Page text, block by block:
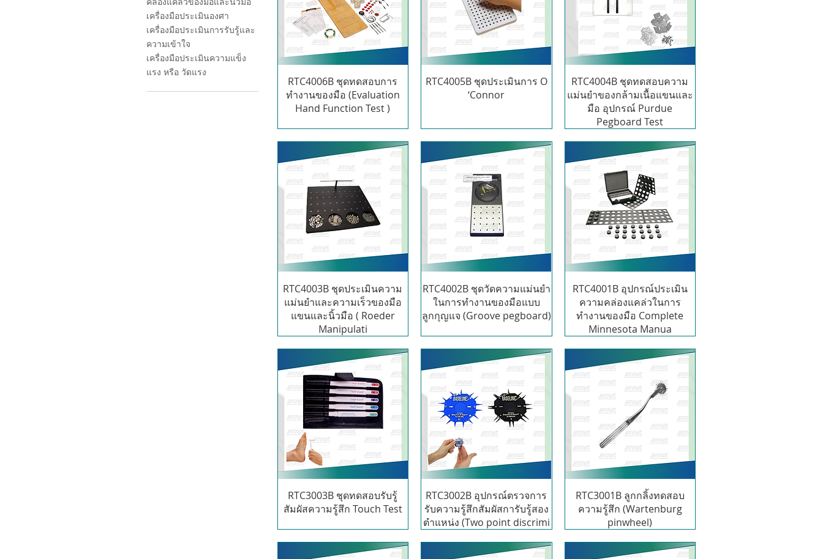
เครื่องมือประเมินองศา
เครื่องมือประเมินการรับรู้และ
ความเข้าใจ
เครื่องมือประเมินความแข็ง
แรง หรือ วัดแรง
RTC4006B ชุดทดสอบการ
ทำงานของมือ (Evaluation
Hand Function Test )
RTC4005B ชุดประเมินการ O
‘Connor
RTC4004B ชุดทดสอบความ
แม่นยำของกล้ามเนื้อแขนและ
มือ อุปกรณ์ Purdue
Pegboard Test
RTC4003B ชุดประเมินความ
แม่นยำและความเร็วของมือ
แขนและนิ้วมือ ( Roeder
Manipulati
RTC4002B ชุดวัดความแม่นยำ
ในการทำงานของมือแบบ
ลูกกุญแจ (Groove pegboard)
RTC4001B อุปกรณ์ประเมิน
ความคล่องแคล่วในการ
ทำงานของมือ Complete
Minnesota Manua
RTC3003B ชุดทดสอบรับรู้
สัมผัสความรู้สึก Touch Test
RTC3002B อุปกรณ์ตรวจการ
รับความรู้สึกสัมผัสการับรู้สอง
ตำแหน่ง (Two point discrimi
RTC3001B ลูกกลิ้งทดสอบ
ความรู้สึก (Wartenburg
pinwheel)